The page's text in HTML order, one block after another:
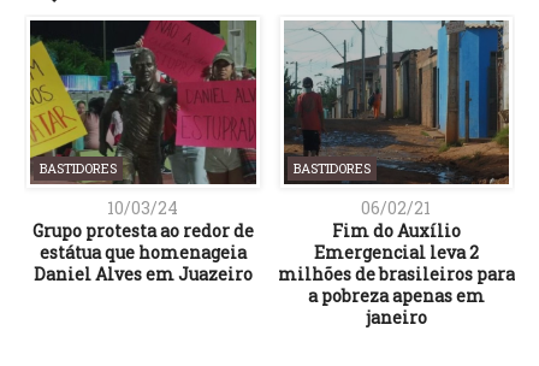
BASTIDORES
10/03/24
Grupo protesta ao redor de
estátua que homenageia
Daniel Alves em Juazeiro
BASTIDORES
06/02/21
Fim do Auxílio
Emergencial leva 2
milhões de brasileiros para
a pobreza apenas em
janeiro